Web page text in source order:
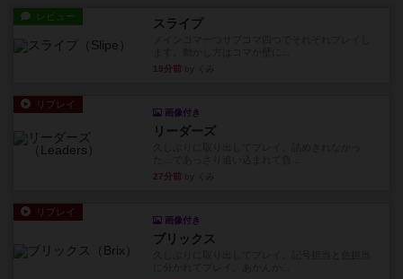
レビュー スライプ
19分前
リプレイ
画像付き
リーダーズ
27分前
リプレイ
画像付き
ブリックス